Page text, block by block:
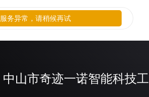
中山市奇迹一诺智能科技
服务异常，请稍候再试